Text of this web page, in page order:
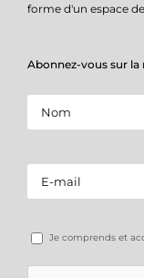
forme d'un espace
Abonnez-vous sur la
Je comprends et